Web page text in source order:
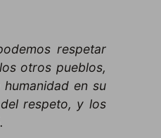
respetar
otros pueblos,
en su
respeto, y los